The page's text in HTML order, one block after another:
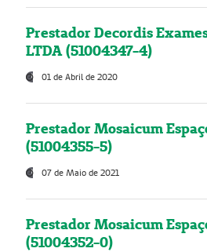
Prestador Decordis
LTDA (51004347-4)
01 de Abril de 2020
Prestador Mosaicum
(51004355-5)
07 de Maio de 2021
Prestador Mosaicum
(51004352-0)